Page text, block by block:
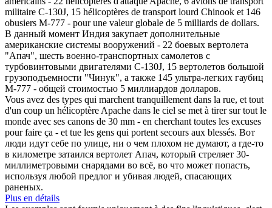
militaire C-130J, 15 hélicoptères de transport lourd Chinook et 146
obusiers M-777 - pour une valeur globale de 5 milliards de dollars.
В данный момент Индия закупает дополнительные
американские системы вооружений - 22 боевых вертолета
"Апач", шесть военно-транспортных самолетов с
турбовинтовыми двигателями C-130J, 15 вертолетов большой
грузоподъемности "Чинук", а также 145 ультра-легких гаубиц
M-777 - общей стоимостью 5 миллиардов долларов.
Vous avez des types qui marchent tranquillement dans la rue, et tout
d'un coup un hélicoptère Apache dans le ciel se met à tirer sur tout le
monde avec ses canons de 30 mm - en cherchant toutes les excuses
pour faire ça - et tue les gens qui portent secours aux blessés. Вот
люди идут себе по улице, ни о чем плохом не думают, а где-то
в километре затаился вертолет Апач, который стреляет 30-
миллиметровыми снарядами во всё, во что может попасть,
используя любой предлог и убивая людей, спасающих
раненых.
Plus en détails